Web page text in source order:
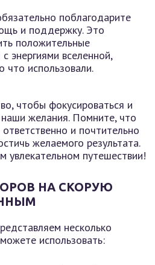
поблагодарите
и поддержку. Это
положительные
энергиями вселенной,
что использовали.
чтобы фокусироваться и
наши желания. Помните, что
и почтительно
желаемого результата.
увлекательном путешествии!
НА СКОРУЮ
несколько
использовать: